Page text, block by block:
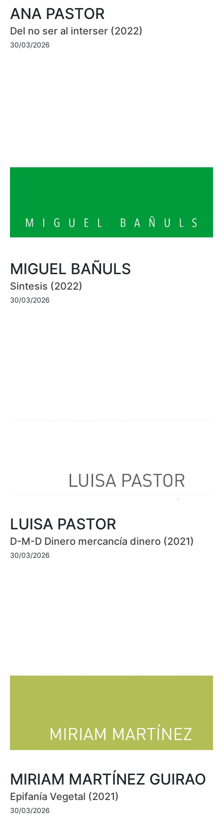
ANA PASTOR
Del no ser al interser (2022)
30/03/2026
MIGUEL BAÑULS
Sintesis (2022)
30/03/2026
LUISA PASTOR
D-M-D Dinero mercancía dinero (2021)
30/03/2026
MIRIAM MARTÍNEZ GUIRAO
Epifanía Vegetal (2021)
30/03/2026